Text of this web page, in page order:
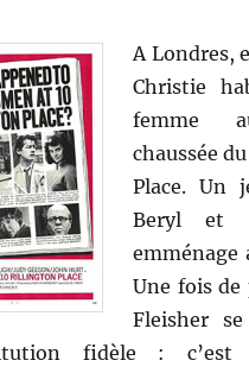
A Londres,
Christie
femme
chaussée
Place. Un
Beryl et
emménage
Une fois de
Fleisher
fidèle : c’est